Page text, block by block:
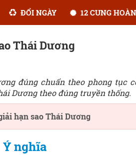
ĐỔI NGÀY 12 CUNG
Thái Dương
đúng chuẩn theo phong tục
Dương theo đúng truyền thống.
hạn sao Thái Dương
Ý nghĩa